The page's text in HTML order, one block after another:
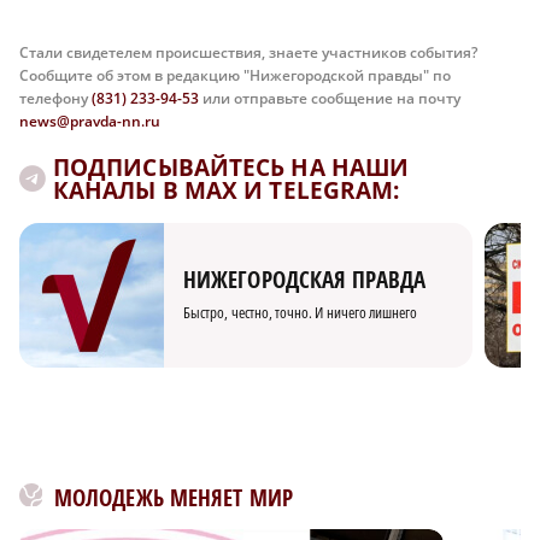
Стали свидетелем происшествия, знаете участников события?
Сообщите об этом в редакцию "Нижегородской правды" по
телефону(831) 233-94-53 или отправьте сообщение на почту
news@pravda-nn.ru
ПОДПИСЫВАЙТЕСЬ НА НАШИ
КАНАЛЫ В MAX И TELEGRAM:
НИЖЕГОРОДСКАЯ ПРАВДА
Быстро, честно, точно. И ничего лишнего
МОЛОДЕЖЬ МЕНЯЕТ МИР